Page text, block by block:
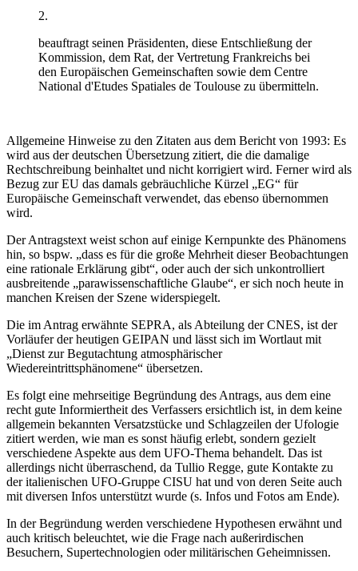
2.
beauftragt seinen Präsidenten, diese Entschließung der
Kommission, dem Rat, der Vertretung Frankreichs bei
den Europäischen Gemeinschaften sowie dem Centre
National d'Etudes Spatiales de Toulouse zu übermitteln.
Allgemeine Hinweise zu den Zitaten aus dem Bericht von 1993: Es
wird aus der deutschen Übersetzung zitiert, die die damalige
Rechtschreibung beinhaltet und nicht korrigiert wird. Ferner wird als
Bezug zur EU das damals gebräuchliche Kürzel „EG“ für
Europäische Gemeinschaft verwendet, das ebenso übernommen
wird.
Der Antragstext weist schon auf einige Kernpunkte des Phänomens
hin, so bspw. „dass es für die große Mehrheit dieser Beobachtungen
eine rationale Erklärung gibt“, oder auch der sich unkontrolliert
ausbreitende „parawissenschaftliche Glaube“, er sich noch heute in
manchen Kreisen der Szene widerspiegelt.
Die im Antrag erwähnte SEPRA, als Abteilung der CNES, ist der
Vorläufer der heutigen GEIPAN und lässt sich im Wortlaut mit
„Dienst zur Begutachtung atmosphärischer
Wiedereintrittsphänomene“ übersetzen.
Es folgt eine mehrseitige Begründung des Antrags, aus dem eine
recht gute Informiertheit des Verfassers ersichtlich ist, in dem keine
allgemein bekannten Versatzstücke und Schlagzeilen der Ufologie
zitiert werden, wie man es sonst häufig erlebt, sondern gezielt
verschiedene Aspekte aus dem UFO-Thema behandelt. Das ist
allerdings nicht überraschend, da Tullio Regge, gute Kontakte zu
der italienischen UFO-Gruppe CISU hat und von deren Seite auch
mit diversen Infos unterstützt wurde (s. Infos und Fotos am Ende).
In der Begründung werden verschiedene Hypothesen erwähnt und
auch kritisch beleuchtet, wie die Frage nach außerirdischen
Besuchern, Supertechnologien oder militärischen Geheimnissen.